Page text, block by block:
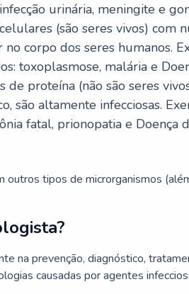
urinária, meningite e
(são seres vivos) com
no corpo dos seres humanos.
toxoplasmose, malária e
de proteína (não são seres
são altamente infecciosas.
fatal, prionopatia e Doença
outros tipos de microrganismos
na prevenção, diagnóstico,
causadas por agentes